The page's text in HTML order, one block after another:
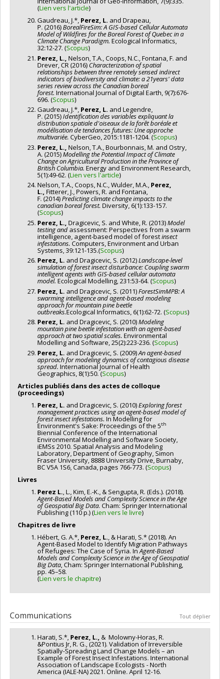
(Lien vers l'article)
Gaudreau, J.*, Perez, L. and Drapeau,
P. (2016)BorealFireSim: A GIS-based Cellular Automata
Model of Wildfires for the Boreal Forest of Quebec in a
Climate Change Paradigm. Ecological Informatics,
32:12-27. (Scopus)
Perez, L., Nelson, T.A., Coops, N.C., Fontana, F. and
Drever, CR (2016) Characterization of spatial
relationships between three remotely sensed indirect
indicators of biodiversity and climate: a 21years' data
series review across the Canadian boreal
forest. International Journal of Digital Earth, 9(7):676-
696. (Scopus)
Gaudreau, J.*, Perez, L. and Legendre,
P. (2015)Identification des variables expliquant la
distribution spatiale d'oiseaux de la forêt boréale et
modélisation de tendances futures: Une approche
multivariée. CyberGeo, 2015:1181-1204. (Scopus)
Perez, L., Nelson, T.A., Bourbonnais, M. and Ostry,
A. (2015)Modelling the Potential Impact of Climate
Change on Agricultural Production in the Province of
British Columbia. Energy and Environment Research,
5(1):49-62. (Lien vers l'article)
Nelson, T.A., Coops, N.C., Wulder, M.A., Perez,
L., Fitterer, J., Powers, R. and Fontana,
F. (2014)Predicting climate change impacts to the
canadian boreal forest. Diversity, 6(1):133-157.
(Scopus)
Perez, L., Dragicevic, S. and White, R. (2013)Model
testing and assessment: Perspectives from a swarm
intelligence, agent-based model of forestinsect
infestations. Computers, Environment and Urban
Systems, 39:121-135.(Scopus)
Perez, L. and Dragicevic, S. (2012)Landscape-level
simulation of forestinsect disturbance: Coupling swarm
intelligent agents with GIS-based cellular automata
model. Ecological Modelling, 231:53-64. (Scopus)
Perez, L. and Dragicevic, S. (2011)ForestSimMPB: A
swarming intelligence and agent-based modeling
approach for mountain pine beetle
outbreaks.Ecological Informatics, 6(1):62-72. (Scopus)
Perez, L. and Dragicevic, S. (2010)Modeling
mountain pine beetle infestation with an agent-based
approach at two spatial scales. Environmental
Modelling and Software, 25(2):223-236. (Scopus)
Perez, L. and Dragicevic, S. (2009)An agent-based
approach for modeling dynamics of contagious disease
spread. International Journal of Health
Geographics, 8(1):50. (Scopus)
Articles publiés dans des actes de colloque
(proceedings)
Perez, L. and Dragicevic, S. (2010)Exploring forest
management practicesusing an agent-based model of
forest insect infestations. In Modelling for
Environment's Sake: Proceedings of the 5th
Biennial Conference of the International
Environmental Modelling and Software Society,
iEMSs 2010. Spatial Analysis and Modeling
Laboratory, Department of Geography, Simon
Fraser University, 8888 University Drive, Burnaby,
BC V5A 1S6, Canada, pages 766-773. (Scopus)
Livres
Perez L., L., Kim, E.-K., & Sengupta, R. (Eds.). (2018).
Agent-Based Models and Complexity Science in the Age
of Geospatial Big Data. Cham: Springer International
Publishing (110 p.) (Lien vers le livre)
Chapitres de livre
Hébert, G. A.*, Perez, L., & Harati, S.* (2018). An
Agent-Based Model to Identify Migration Pathways
of Refugees: The Case of Syria. InAgent-Based
Models and Complexity Science in the Age of Geospatial
Big Data, Cham: Springer International Publishing,
pp. 45–58.
(Lien vers le chapitre)
Communications Tout déplier
Harati, S.*, Perez, L., & Molowny-Horas, R.
&Pontius Jr, R. G., (2021). Validation of Irreversible
Spatially-Spreading Land Change Models – an
Example of Forest Insect Infestations. International
Association of Landscape Ecologists - North
America (IALE-NA) 2021. Online. April 12-16.